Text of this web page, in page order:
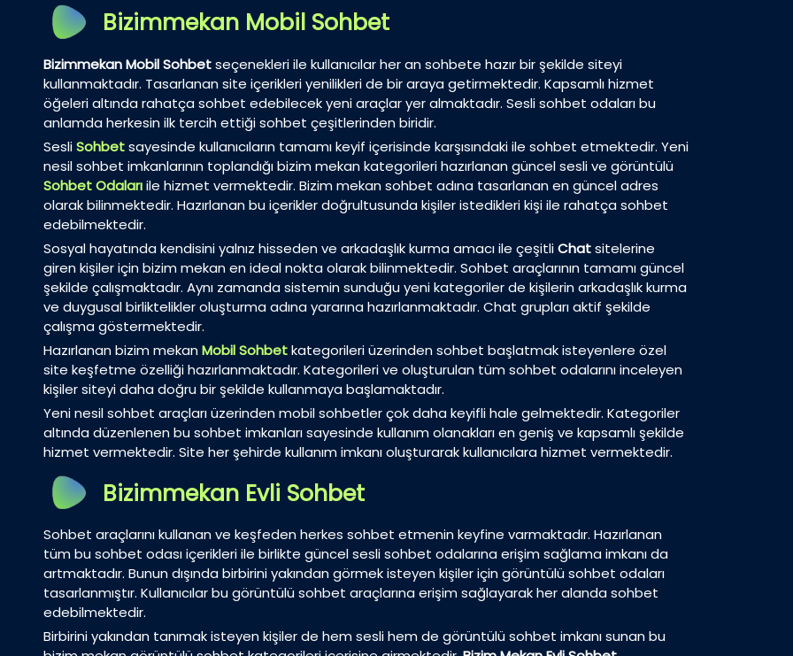
Bizimmekan Mobil Sohbet
Bizimmekan Mobil Sohbetseçenekleri ile kullanıcılar her an sohbete hazır bir şekilde siteyi
kullanmaktadır. Tasarlanan site içerikleri yenilikleri de bir araya getirmektedir. Kapsamlı hizmet
öğeleri altında rahatça sohbet edebilecek yeni araçlar yer almaktadır. Sesli sohbet odaları bu
anlamda herkesin ilk tercih ettiği sohbet çeşitlerinden biridir.
SesliSohbetsayesinde kullanıcıların tamamı keyif içerisinde karşısındaki ile sohbet etmektedir. Yeni
nesil sohbet imkanlarının toplandığı bizim mekan kategorileri hazırlanan güncel sesli ve görüntülü
Sohbet Odalarıile hizmet vermektedir. Bizim mekan sohbet adına tasarlanan en güncel adres
olarak bilinmektedir. Hazırlanan bu içerikler doğrultusunda kişiler istedikleri kişi ile rahatça sohbet
edebilmektedir.
Sosyal hayatında kendisini yalnız hisseden ve arkadaşlık kurma amacı ile çeşitliChatsitelerine
giren kişiler için bizim mekan en ideal nokta olarak bilinmektedir. Sohbet araçlarının tamamı güncel
şekilde çalışmaktadır. Aynı zamanda sistemin sunduğu yeni kategoriler de kişilerin arkadaşlık kurma
ve duygusal birliktelikler oluşturma adına yararına hazırlanmaktadır. Chat grupları aktif şekilde
çalışma göstermektedir.
Hazırlanan bizim mekanMobil Sohbetkategorileri üzerinden sohbet başlatmak isteyenlere özel
site keşfetme özelliği hazırlanmaktadır. Kategorileri ve oluşturulan tüm sohbet odalarını inceleyen
kişiler siteyi daha doğru bir şekilde kullanmaya başlamaktadır.
Yeni nesil sohbet araçları üzerinden mobil sohbetler çok daha keyifli hale gelmektedir. Kategoriler
altında düzenlenen bu sohbet imkanları sayesinde kullanım olanakları en geniş ve kapsamlı şekilde
hizmet vermektedir. Site her şehirde kullanım imkanı oluşturarak kullanıcılara hizmet vermektedir.
Bizimmekan Evli Sohbet
Sohbet araçlarını kullanan ve keşfeden herkes sohbet etmenin keyfine varmaktadır. Hazırlanan
tüm bu sohbet odası içerikleri ile birlikte güncel sesli sohbet odalarına erişim sağlama imkanı da
artmaktadır. Bunun dışında birbirini yakından görmek isteyen kişiler için görüntülü sohbet odaları
tasarlanmıştır. Kullanıcılar bu görüntülü sohbet araçlarına erişim sağlayarak her alanda sohbet
edebilmektedir.
Birbirini yakından tanımak isteyen kişiler de hem sesli hem de görüntülü sohbet imkanı sunan bu